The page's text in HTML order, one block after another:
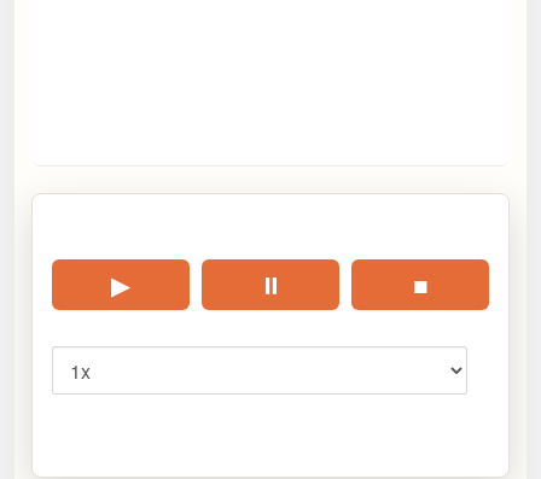
▶ ⏸ ■